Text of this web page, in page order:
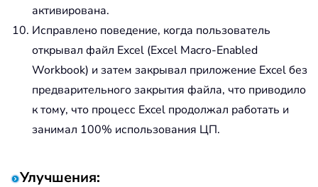
активирована.
Исправлено поведение, когда пользователь
открывал файл Excel (Excel Macro-Enabled
Workbook) и затем закрывал приложение Excel без
предварительного закрытия файла, что приводило
к тому, что процесс Excel продолжал работать и
занимал 100% использования ЦП.
Улучшения: